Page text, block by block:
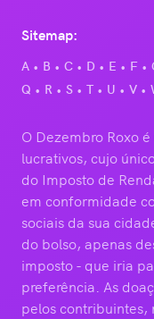
Sitemap:
A B C D E F
Q
R S T U V
O Dezembro Roxo
lucrativos, cujo
do Imposto de
em conformidade
sociais da sua
do bolso, apenas
imposto - que iria
preferência. As
pelos contribuintes,